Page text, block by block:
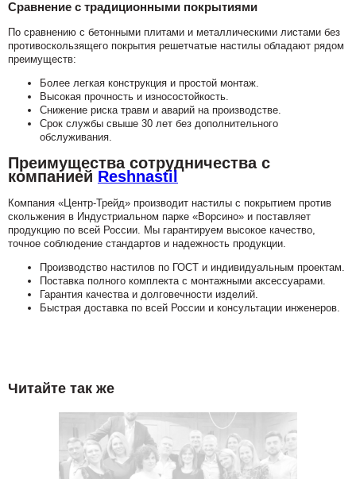
Сравнение с традиционными покрытиями
По сравнению с бетонными плитами и металлическими листами без
противоскользящего покрытия решетчатые настилы обладают рядом
преимуществ:
Более легкая конструкция и простой монтаж.
Высокая прочность и износостойкость.
Снижение риска травм и аварий на производстве.
Срок службы свыше 30 лет без дополнительного
обслуживания.
Преимущества сотрудничества с
компанией Reshnastil
Компания «Центр-Трейд» производит настилы с покрытием против
скольжения в Индустриальном парке «Ворсино» и поставляет
продукцию по всей России. Мы гарантируем высокое качество,
точное соблюдение стандартов и надежность продукции.
Производство настилов по ГОСТ и индивидуальным проектам.
Поставка полного комплекта с монтажными аксессуарами.
Гарантия качества и долговечности изделий.
Быстрая доставка по всей России и консультации инженеров.
Читайте так же